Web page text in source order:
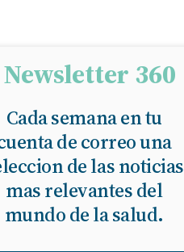
Newsletter 360
Cada semana en tu
de correo una
de las noticias
mas relevantes del
mundo de la salud.